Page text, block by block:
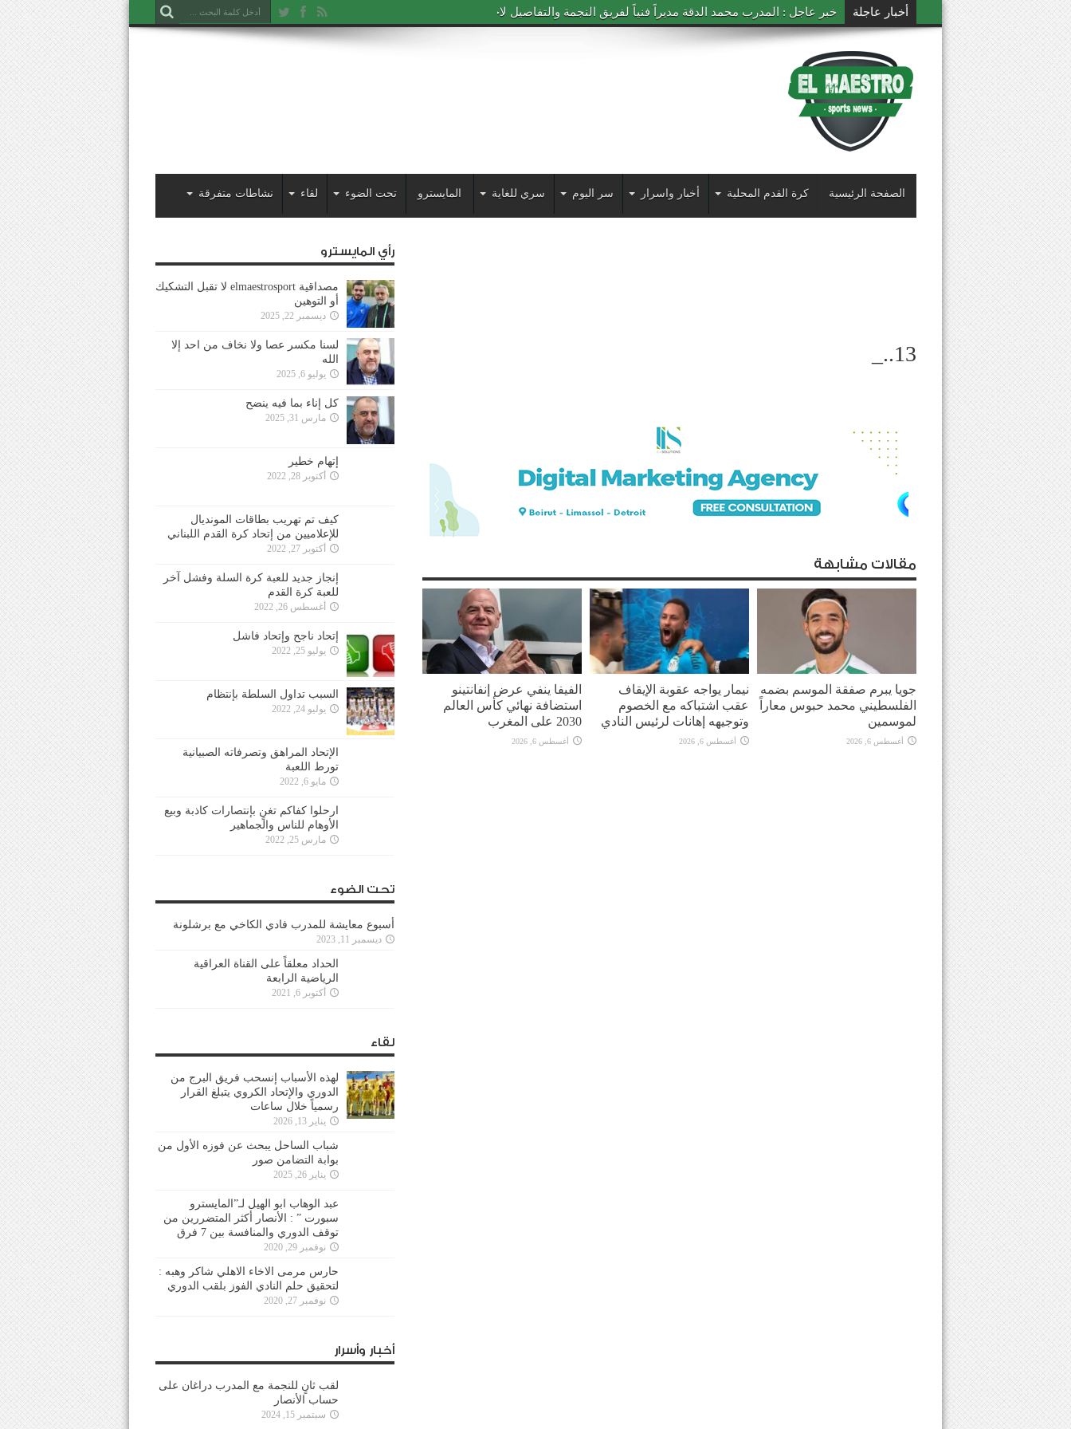
أخبار عاجلة خبر عاجل : المدرب محمد الدقة مديراً فنياً لفريق النجمة والتفاصيل لاحقاً
الصفحة الرئيسية كرة القدم المحلية أخبار واسرار سر اليوم سري للغاية المايسترو تحت الضوء لقاء نشاطات متفرقة
13.._
مقالات مشابهة
جويا يبرم صفقة الموسم بضمه
الفلسطيني محمد حبوس معاراً
لموسمين
أغسطس 6, 2026
نيمار يواجه عقوبة الإيقاف
عقب اشتباكه مع الخصوم
وتوجيهه إهانات لرئيس النادي
أغسطس 6, 2026
الفيفا ينفي عرض إنفانتينو
استضافة نهائي كأس العالم
2030 على المغرب
أغسطس 6, 2026
رأي المايسترو
مصداقية elmaestrosport لا تقبل التشكيك
أو التوهين
ديسمبر 22, 2025
لسنا مكسر عصا ولا نخاف من احد إلا
الله
يوليو 6, 2025
كل إناء بما فيه ينضح
مارس 31, 2025
إتهام خطير
أكتوبر 28, 2022
كيف تم تهريب بطاقات المونديال
للإعلاميين من إتحاد كرة القدم اللبناني
أكتوبر 27, 2022
إنجاز جديد للعبة كرة السلة وفشل آخر
للعبة كرة القدم
أغسطس 26, 2022
إتحاد ناجح وإتحاد فاشل
يوليو 25, 2022
السبب تداول السلطة بإنتظام
يوليو 24, 2022
الإتحاد المراهق وتصرفاته الصبيانية
تورط اللعبة
مايو 6, 2022
ارحلوا كفاكم تغنٍ بإنتصارات كاذبة وبيع
الأوهام للناس والجماهير
مارس 25, 2022
تحت الضوء
أسبوع معايشة للمدرب فادي الكاخي مع برشلونة
ديسمبر 11, 2023
الحداد معلقاً على القناة العراقية
الرياضية الرابعة
أكتوبر 6, 2021
لقاء
لهذه الأسباب إنسحب فريق البرج من
الدوري والإتحاد الكروي يتبلغ القرار
رسمياً خلال ساعات
يناير 13, 2026
شباب الساحل يبحث عن فوزه الأول من
بوابة التضامن صور
يناير 26, 2025
عبد الوهاب ابو الهيل لـ”المايسترو
سبورت ” : الأنصار أكثر المتضررين من
توقف الدوري والمنافسة بين 7 فرق
نوفمبر 29, 2020
حارس مرمى الاخاء الاهلي شاكر وهبه :
لتحقيق حلم النادي الفوز بلقب الدوري
نوفمبر 27, 2020
أخبار وأسرار
لقب ثانٍ للنجمة مع المدرب دراغان على
حساب الأنصار
سبتمبر 15, 2024